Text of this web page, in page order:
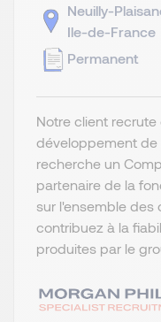
Neuilly-
Ile-de-France
Permanent
Notre client
développement de
recherche un
partenaire de la
sur l'ensemble
contribuez à la
produites par le